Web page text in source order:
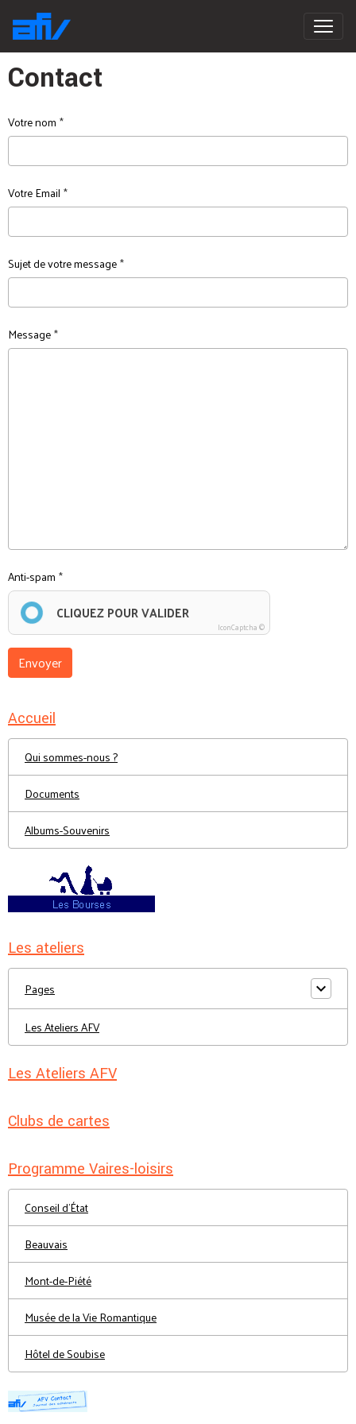
Contact
Votre nom
Votre Email
Sujet de votre message
Message
Anti-spam
CLIQUEZ POUR VALIDER
IconCaptcha ©
Envoyer
Accueil
Qui sommes-nous ?
Documents
Albums-Souvenirs
Les ateliers
Pages
Les Ateliers AFV
Les Ateliers AFV
Clubs de cartes
Programme Vaires-loisirs
Conseil d'État
Beauvais
Mont-de-Piété
Musée de la Vie Romantique
Hôtel de Soubise